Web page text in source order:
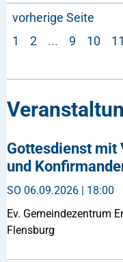
vorherige Seite
1
2 ... 9 10 11
Gottesdienst mit
und
SO 06.09.2026 | 18:00
Ev. Gemeindezentrum
Flensburg